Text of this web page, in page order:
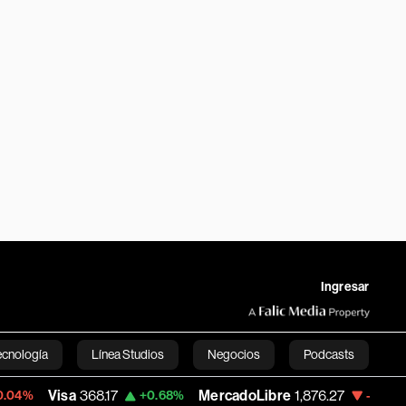
Ingresar
Línea Studios Negocios Podcasts
English
368.17 +0.68% MercadoLibre 1,876.27 -1.27% Banco de